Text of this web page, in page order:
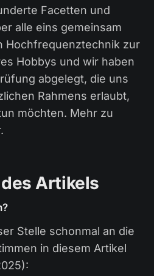
Facetten und
alle eins gemeinsam
Hochfrequenztechnik zur
Hobbys und wir haben
abgelegt, die uns
Rahmens erlaubt,
möchten. Mehr zu
Artikels
Stelle schonmal an die
in diesem Artikel